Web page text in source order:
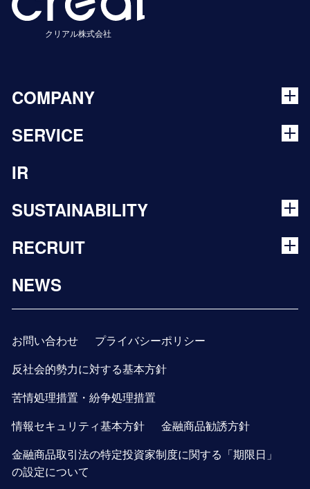
クリアル株式会社
COMPANY
SERVICE
IR
SUSTAINABILITY
RECRUIT
NEWS
お問い合わせ
プライバシーポリシー
反社会的勢力に対する基本方針
苦情処理措置・紛争処理措置
情報セキュリティ基本方針
金融商品勧誘方針
金融商品取引法の特定投資家制度に関する「期限日」
の設定について